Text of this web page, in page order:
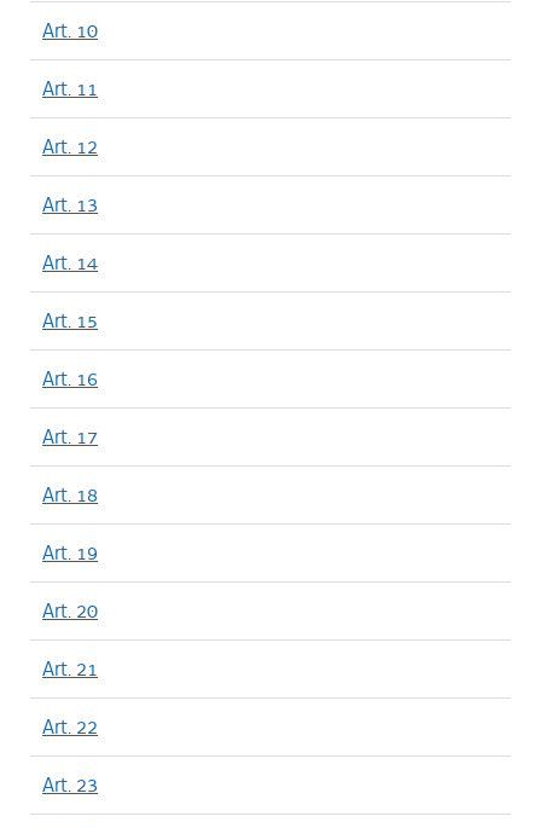
Art. 10
Art. 11
Art. 12
Art. 13
Art. 14
Art. 15
Art. 16
Art. 17
Art. 18
Art. 19
Art. 20
Art. 21
Art. 22
Art. 23